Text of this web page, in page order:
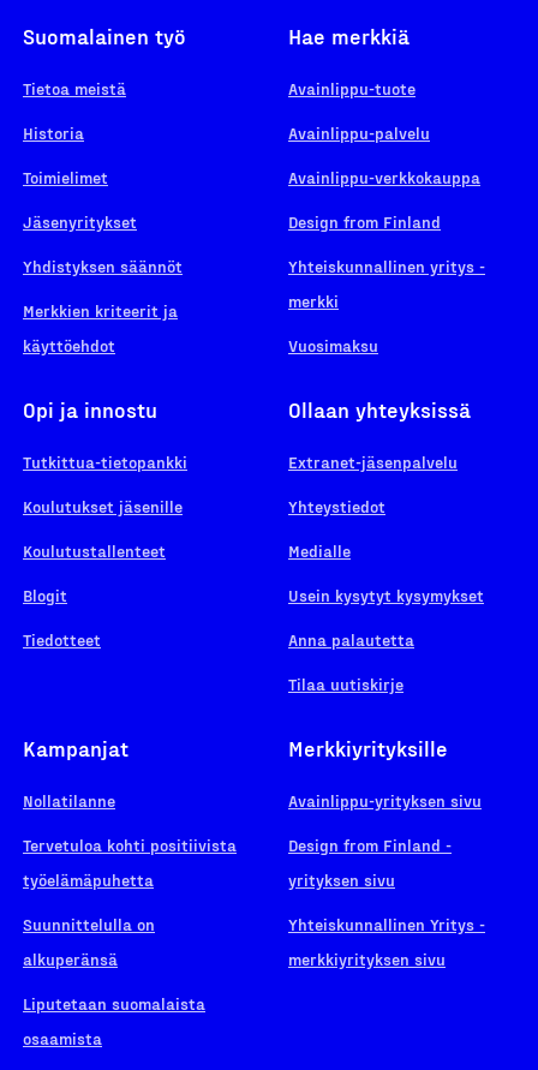
Suomalainen työ
Tietoa meistä
Historia
Toimielimet
Jäsenyritykset
Yhdistyksen säännöt
Merkkien kriteerit ja
käyttöehdot
Hae merkkiä
Avainlippu-tuote
Avainlippu-palvelu
Avainlippu-verkkokauppa
Design from Finland
Yhteiskunnallinen yritys -
merkki
Vuosimaksu
Opi ja innostu
Tutkittua-tietopankki
Koulutukset jäsenille
Koulutustallenteet
Blogit
Tiedotteet
Ollaan yhteyksissä
Extranet-jäsenpalvelu
Yhteystiedot
Medialle
Usein kysytyt kysymykset
Anna palautetta
Tilaa uutiskirje
Kampanjat
Nollatilanne
Tervetuloa kohti positiivista
työelämäpuhetta
Suunnittelulla on
alkuperänsä
Liputetaan suomalaista
osaamista
Merkkiyrityksille
Avainlippu-yrityksen sivu
Design from Finland -
yrityksen sivu
Yhteiskunnallinen Yritys -
merkkiyrityksen sivu